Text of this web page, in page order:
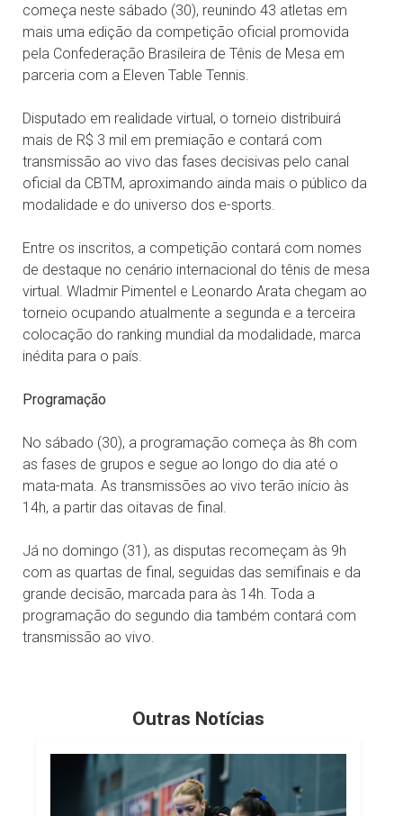
começa neste sábado (30), reunindo 43 atletas em
mais uma edição da competição oficial promovida
pela Confederação Brasileira de Tênis de Mesa em
parceria com a Eleven Table Tennis.
Disputado em realidade virtual, o torneio distribuirá
mais de R$ 3 mil em premiação e contará com
transmissão ao vivo das fases decisivas pelo canal
oficial da CBTM, aproximando ainda mais o público da
modalidade e do universo dos e-sports.
Entre os inscritos, a competição contará com nomes
de destaque no cenário internacional do tênis de mesa
virtual. Wladmir Pimentel e Leonardo Arata chegam ao
torneio ocupando atualmente a segunda e a terceira
colocação do ranking mundial da modalidade, marca
inédita para o país.
Programação
No sábado (30), a programação começa às 8h com
as fases de grupos e segue ao longo do dia até o
mata-mata. As transmissões ao vivo terão início às
14h, a partir das oitavas de final.
Já no domingo (31), as disputas recomeçam às 9h
com as quartas de final, seguidas das semifinais e da
grande decisão, marcada para às 14h. Toda a
programação do segundo dia também contará com
transmissão ao vivo.
Outras Notícias